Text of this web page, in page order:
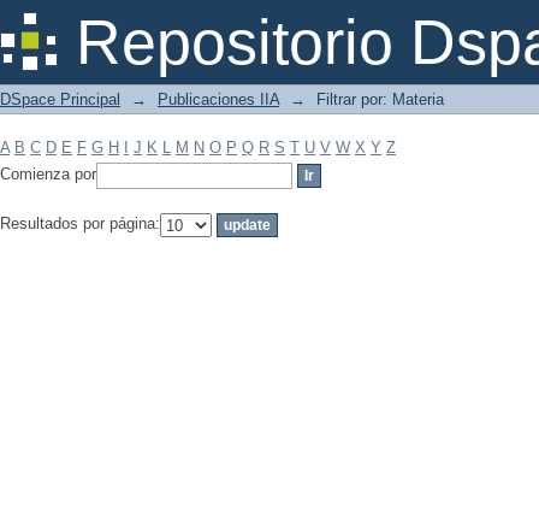
Repositorio
Filtrar por: Materia
DSpace Principal → Publicaciones IIA → Filtrar por: Materia
A B C D E F G H J K L M N O P Q R S T U V W X Y Z
Comienza por
Resultados por página: